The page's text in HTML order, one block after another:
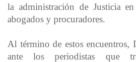
la administración de Justicia
abogados y procuradores.
Al término de estos encuentros,
ante los periodistas que